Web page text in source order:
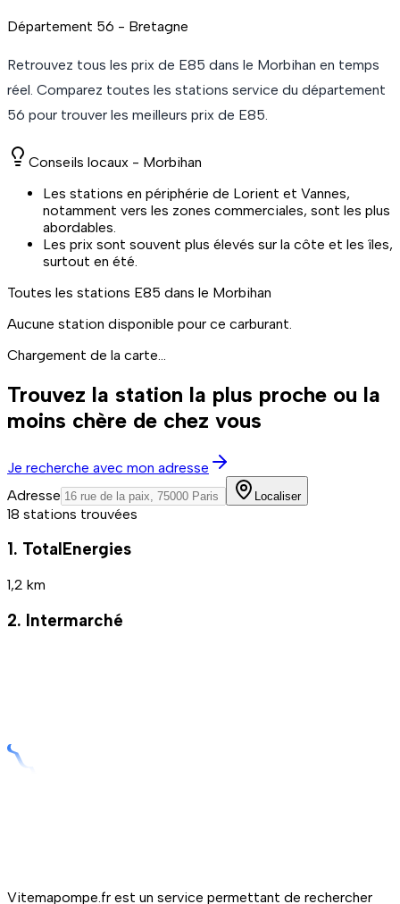
Département 56 - Bretagne
Retrouvez tous les prix de E85 dans le Morbihan en temps
réel. Comparez toutes les stations service du département
56 pour trouver les meilleurs prix de E85.
Conseils locaux - Morbihan
Les stations en périphérie de Lorient et Vannes,
notamment vers les zones commerciales, sont les plus
abordables.
Les prix sont souvent plus élevés sur la côte et les îles,
surtout en été.
Toutes les stations E85 dans le Morbihan
Aucune station disponible pour ce carburant.
Chargement de la carte...
Trouvez la station la plus proche ou la
moins chère de chez vous
Je recherche avec mon adresse
Adresse
Localiser
18 stations trouvées
1. TotalEnergies
1,2 km
2. Intermarché
Vitemapompe.fr est un service permettant de rechercher